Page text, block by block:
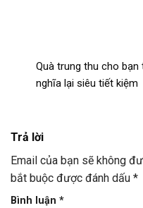
Quà trung thu cho bạn
nghĩa lại siêu tiết kiệm
Trả lời
Email của bạn sẽ không
bắt buộc được đánh dấu *
Bình luận *